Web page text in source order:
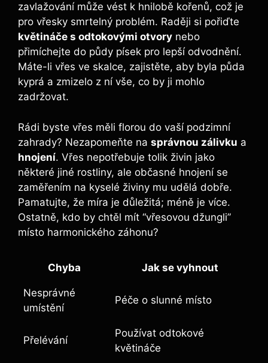
zavlažování může vést k hnilobě kořenů, což je
pro vřesky smrtelný problém. Raději si pořiďte
květináče s odtokovými otvory nebo
přimíchejte do půdy písek pro lepší odvodnění.
Máte-li vřes ve skalce, zajistěte, aby byla půda
kyprá a zmizelo z ní vše, co by ji mohlo
zadržovat.
Rádi byste vřes měli florou do vaší podzimní
zahrady? Nezapomeňte na správnou zálivku a
hnojení. Vřes nepotřebuje tolik živin jako
některé jiné rostliny, ale občasné hnojení se
zaměřením na kyselé živiny mu udělá dobře.
Pamatujte, že míra je důležitá; méně je více.
Ostatně, kdo by chtěl mít “vřesovou džungli”
místo harmonického záhonu?
Chyba Jak se vyhnout
Nesprávné
umístění
Péče o slunné místo
Přelévání
Používat odtokové
květináče